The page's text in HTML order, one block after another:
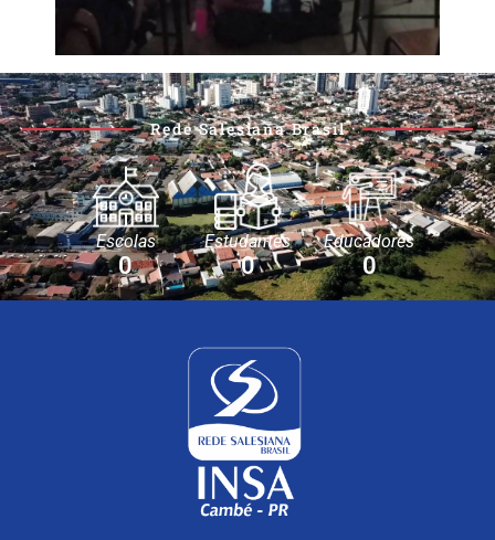
Rede Salesiana Brasil
Escolas
0
Estudantes
0
Educadores
0